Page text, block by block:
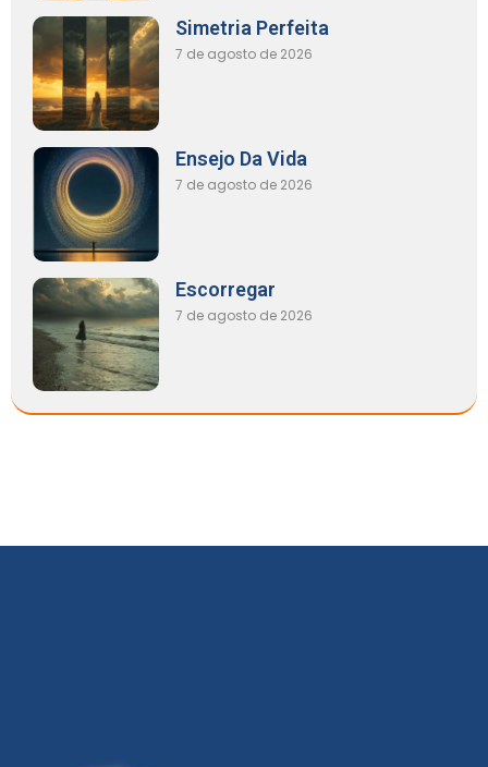
Simetria Perfeita
7 de agosto de 2026
Ensejo Da Vida
7 de agosto de 2026
Escorregar
7 de agosto de 2026